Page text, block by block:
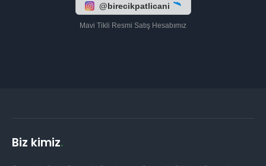
@birecikpatlicani
Mavi Tikli Resmi Satış Hesabımız
Biz kimiz.